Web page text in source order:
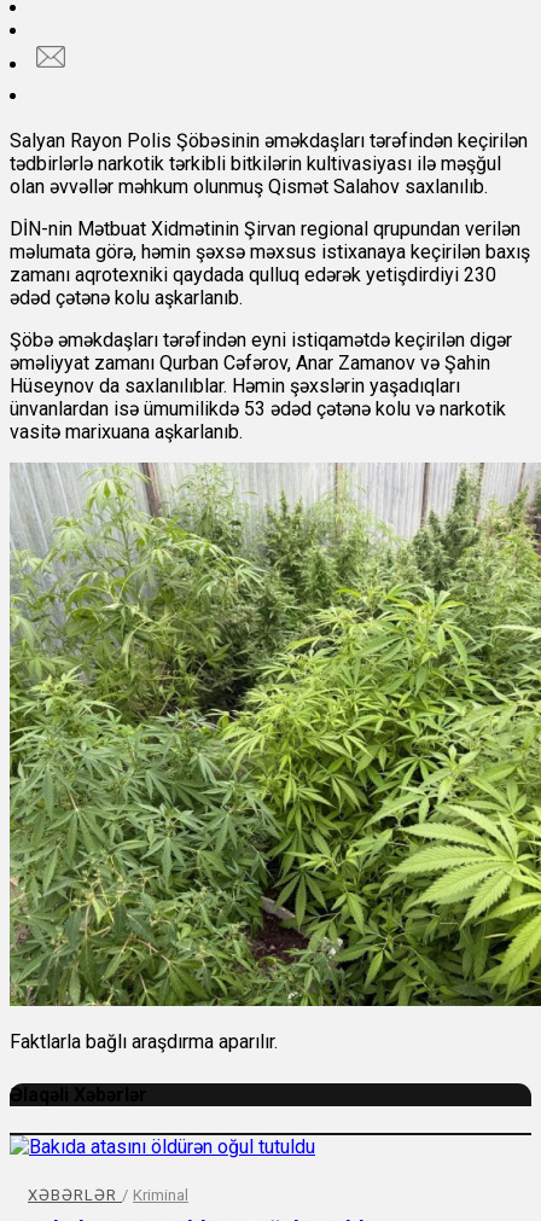
Salyan Rayon Polis Şöbəsinin əməkdaşları tərəfindən keçirilən
tədbirlərlə narkotik tərkibli bitkilərin kultivasiyası ilə məşğul
olan əvvəllər məhkum olunmuş Qismət Salahov saxlanılıb.
DİN-nin Mətbuat Xidmətinin Şirvan regional qrupundan verilən
məlumata görə, həmin şəxsə məxsus istixanaya keçirilən baxış
zamanı aqrotexniki qaydada qulluq edərək yetişdirdiyi 230
ədəd çətənə kolu aşkarlanıb.
Şöbə əməkdaşları tərəfindən eyni istiqamətdə keçirilən digər
əməliyyat zamanı Qurban Cəfərov, Anar Zamanov və Şahin
Hüseynov da saxlanılıblar. Həmin şəxslərin yaşadıqları
ünvanlardan isə ümumilikdə 53 ədəd çətənə kolu və narkotik
vasitə marixuana aşkarlanıb.
Faktlarla bağlı araşdırma aparılır.
Əlaqəli Xəbərlər
XƏBƏRLƏR / Kriminal